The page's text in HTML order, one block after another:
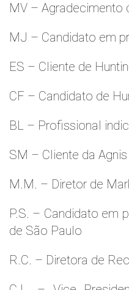
MV – Agradecimento
MJ – Candidato em
ES – Cliente de
CF – Candidato de
BL – Profissional
SM – Cliente da Agnis
M.M. – Diretor de
P.S. – Candidato em
de São Paulo
R.C. – Diretora de